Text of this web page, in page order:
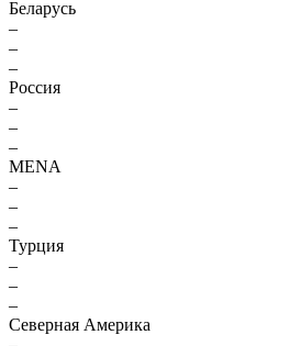
Беларусь
–
–
–
Россия
–
–
–
MENA
–
–
–
Турция
–
–
–
Северная Америка